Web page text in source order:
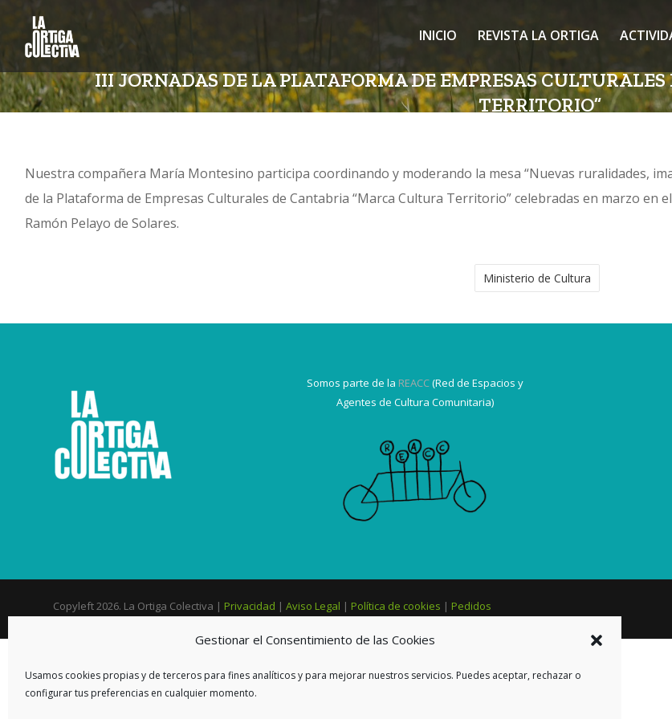
Gestionar el Consentimiento de las Cookies
Usamos cookies propias y de terceros para fines analíticos y para mejorar nuestros servicios. Puedes aceptar, rechazar o
configurar tus preferencias en cualquier momento.
INICIO REVISTA LA ORTIGA
III JORNADAS DE LA PLATAFORMA DE EMPRESAS
TERRITORIO”
Nuestra compañera María Montesino participa coordinando y moderando la mesa “Nuevas ruralidades,
de la Plataforma de Empresas Culturales de Cantabria “Marca Cultura Territorio” celebradas en marzo en
Ramón Pelayo de Solares.
Ministerio de Cultura
Somos parte de la REACC(Red de Espacios y
Agentes de Cultura Comunitaria)
Copyleft 2026. La Ortiga Colectiva | Privacidad |Aviso Legal | Política de cookies | Pedidos